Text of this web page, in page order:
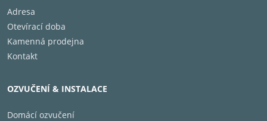
Vstupy: RCA, mikrofon Jack 6,3 mm
Výstupy: USB, RCA, Jack 6,3 mm
Rozměry (šxvxh): 435 x 145 x 285,8 mm
Hmotnost: 4,2 kg
Adresa
Otevírací doba
Kamenná prodejna
Kontakt
OZVUČENÍ & INSTALACE
Domácí ozvučení